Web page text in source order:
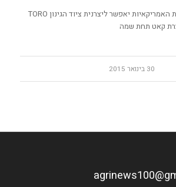
הסכם בין שתי היצרניות האמריקאיות יאפשר ליצרנית ציוד הגינון TORO
30 בינואר 2015